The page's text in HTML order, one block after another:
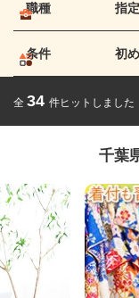
職種 指
条件 初
全 34 件ヒットしました
千葉